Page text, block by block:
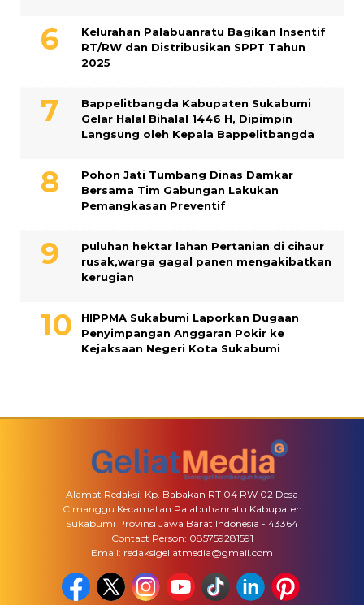
Kelurahan Palabuanratu Bagikan Insentif
RT/RW dan Distribusikan SPPT Tahun
2025
Bappelitbangda Kabupaten Sukabumi
Gelar Halal Bihalal 1446 H, Dipimpin
Langsung oleh Kepala Bappelitbangda
Pohon Jati Tumbang Dinas Damkar
Bersama Tim Gabungan Lakukan
Pemangkasan Preventif
puluhan hektar lahan Pertanian di cihaur
rusak,warga gagal panen mengakibatkan
kerugian
HIPPMA Sukabumi Laporkan Dugaan
Penyimpangan Anggaran Pokir ke
Kejaksaan Negeri Kota Sukabumi
Alamat Redaksi: Kp. Babakan RT 04 RW 02 Desa
Cimanggu Kecamatan Palabuhanratu Kabupaten
Sukabumi Provinsi Jawa Barat Indonesia - 43364
Contact Person: 085759281591
Email: redaksigeliatmedia@gmail.com